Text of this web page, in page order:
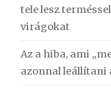
tele lesz
virágokat
Az a hiba, ami
azonnal leállítani